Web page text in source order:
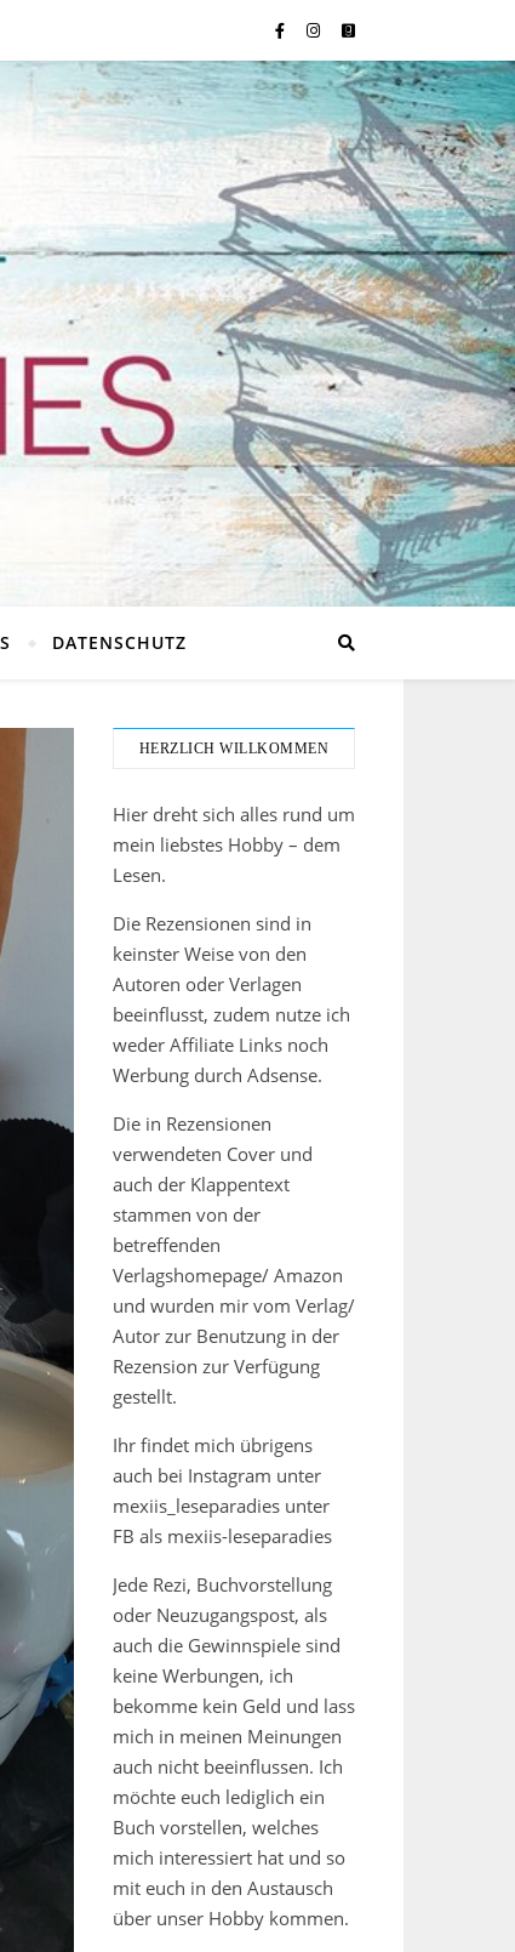
DATENSCHUTZ
HERZLICH WILLKOMMEN
Hier dreht sich alles rund um
mein liebstes Hobby – dem
Lesen.
Die Rezensionen sind in
keinster Weise von den
Autoren oder Verlagen
beeinflusst, zudem nutze ich
weder Affiliate Links noch
Werbung durch Adsense.
Die in Rezensionen
verwendeten Cover und
auch der Klappentext
stammen von der
betreffenden
Verlagshomepage/ Amazon
und wurden mir vom Verlag/
Autor zur Benutzung in der
Rezension zur Verfügung
gestellt.
Ihr findet mich übrigens
auch bei Instagram unter
mexiis_leseparadies unter
FB als mexiis-leseparadies
Jede Rezi, Buchvorstellung
oder Neuzugangspost, als
auch die Gewinnspiele sind
keine Werbungen, ich
bekomme kein Geld und lass
mich in meinen Meinungen
auch nicht beeinflussen. Ich
möchte euch lediglich ein
Buch vorstellen, welches
mich interessiert hat und so
mit euch in den Austausch
über unser Hobby kommen.